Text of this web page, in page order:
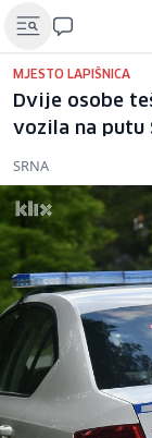
MJESTO LAPIŠNICA
Dvije osobe
vozila na putu
SRNA